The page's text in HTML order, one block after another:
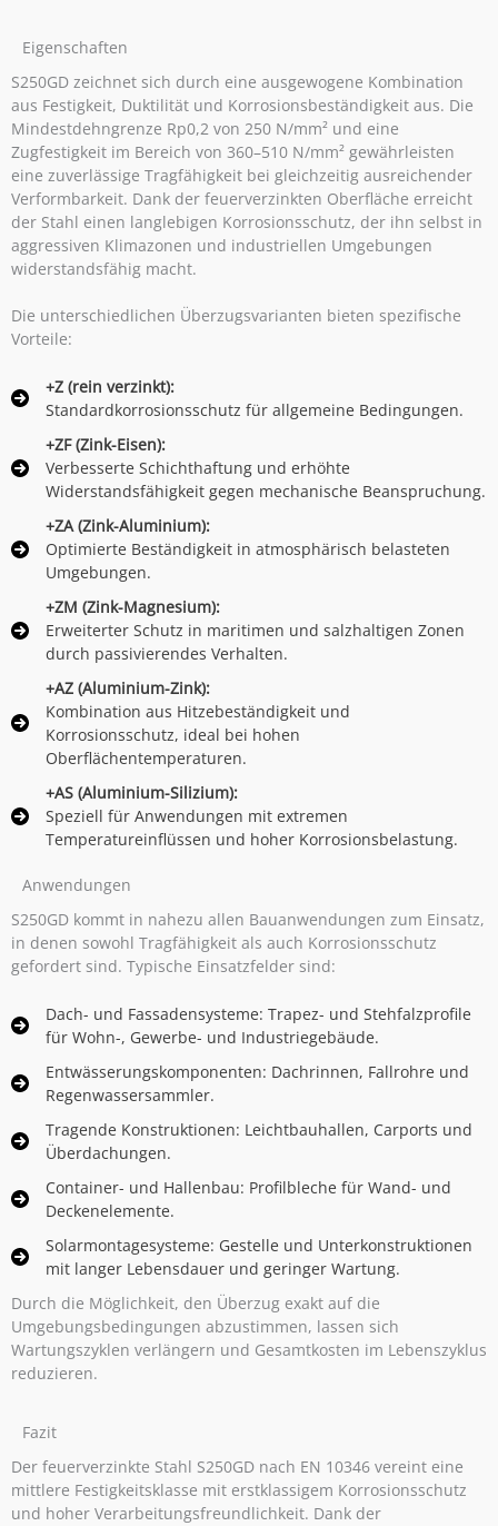
Eigenschaften
S250GD zeichnet sich durch eine ausgewogene Kombination
aus Festigkeit, Duktilität und Korrosionsbeständigkeit aus. Die
Mindestdehngrenze Rp0,2 von 250 N/mm² und eine
Zugfestigkeit im Bereich von 360–510 N/mm² gewährleisten
eine zuverlässige Tragfähigkeit bei gleichzeitig ausreichender
Verformbarkeit. Dank der feuerverzinkten Oberfläche erreicht
der Stahl einen langlebigen Korrosionsschutz, der ihn selbst in
aggressiven Klimazonen und industriellen Umgebungen
widerstandsfähig macht.
Die unterschiedlichen Überzugsvarianten bieten spezifische
Vorteile:
+Z (rein verzinkt):
Standardkorrosionsschutz für allgemeine Bedingungen.
+ZF (Zink-Eisen):
Verbesserte Schichthaftung und erhöhte
Widerstandsfähigkeit gegen mechanische Beanspruchung.
+ZA (Zink-Aluminium):
Optimierte Beständigkeit in atmosphärisch belasteten
Umgebungen.
+ZM (Zink-Magnesium):
Erweiterter Schutz in maritimen und salzhaltigen Zonen
durch passivierendes Verhalten.
+AZ (Aluminium-Zink):
Kombination aus Hitzebeständigkeit und
Korrosionsschutz, ideal bei hohen
Oberflächentemperaturen.
+AS (Aluminium-Silizium):
Speziell für Anwendungen mit extremen
Temperatureinflüssen und hoher Korrosionsbelastung.
Anwendungen
S250GD kommt in nahezu allen Bauanwendungen zum Einsatz,
in denen sowohl Tragfähigkeit als auch Korrosionsschutz
gefordert sind. Typische Einsatzfelder sind:
Dach- und Fassadensysteme: Trapez- und Stehfalzprofile
für Wohn-, Gewerbe- und Industriegebäude.
Entwässerungskomponenten: Dachrinnen, Fallrohre und
Regenwassersammler.
Tragende Konstruktionen: Leichtbauhallen, Carports und
Überdachungen.
Container- und Hallenbau: Profilbleche für Wand- und
Deckenelemente.
Solarmontagesysteme: Gestelle und Unterkonstruktionen
mit langer Lebensdauer und geringer Wartung.
Durch die Möglichkeit, den Überzug exakt auf die
Umgebungsbedingungen abzustimmen, lassen sich
Wartungszyklen verlängern und Gesamtkosten im Lebenszyklus
reduzieren.
Fazit
Der feuerverzinkte Stahl S250GD nach EN 10346 vereint eine
mittlere Festigkeitsklasse mit erstklassigem Korrosionsschutz
und hoher Verarbeitungs­freundlichkeit. Dank der